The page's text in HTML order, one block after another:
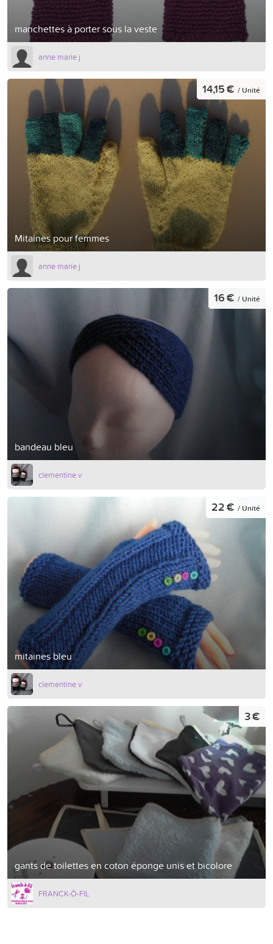
manchettes à porter sous la veste
anne marie j
Mitaines pour femmes
14,15 € / Unité
anne marie j
bandeau bleu
16 € / Unité
clementine v
mitaines bleu
22 € / Unité
clementine v
gants de toilettes en coton éponge unis et bicolore
3 €
FRANCK-Ô-FIL